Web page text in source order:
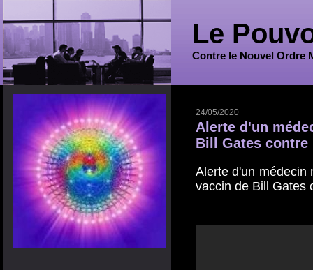
Le
Contre le Nouvel Ordre
24/05/2020
Alerte d'un
Bill Gates contre
Alerte d'un médecin
vaccin de Bill Gates